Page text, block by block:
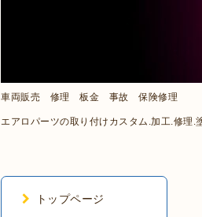
車両販売 修理 板金 事故 保険修理
エアロパーツの取り付けカスタム.加工.修理.
トップページ